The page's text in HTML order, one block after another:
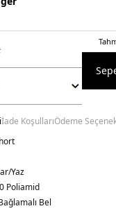
İade KoşullarıÖdeme
Yaz
Poliamid
Bel